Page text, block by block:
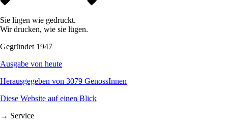
Sie lügen wie gedruckt.
Wir drucken, wie sie lügen.
Gegründet 1947
Ausgabe von heute
Herausgegeben von 3079 GenossInnen
Diese Website auf einen Blick
→ Service